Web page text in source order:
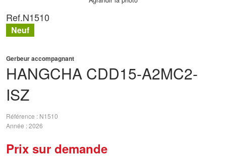
HANGCHA CDD15-A2MC2-
ISZ
Gerbeur accompagnant
Référence
N1510
Année 2026
Prix sur demande
Ref.N1510
Neuf